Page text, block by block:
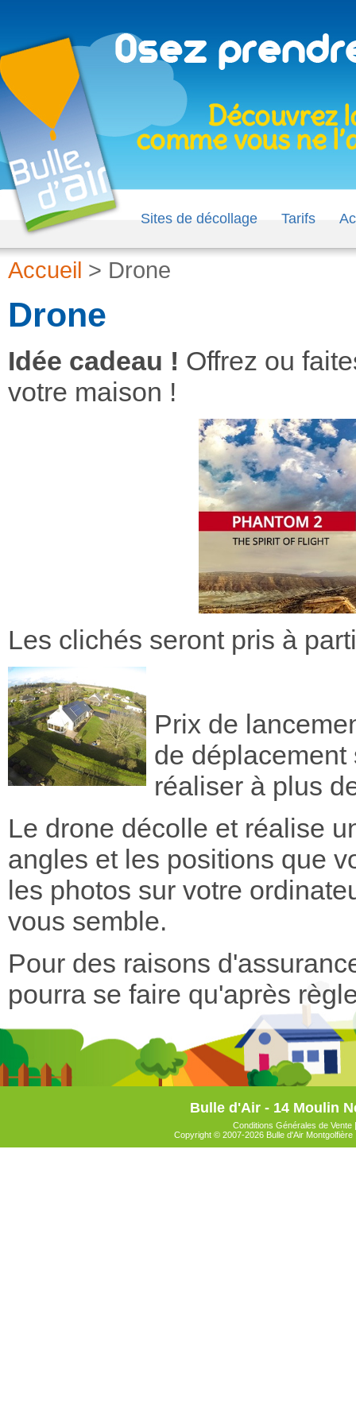
Sites de décollage Tarifs
Accueil > Drone
Drone
Idée cadeau ! Offrez ou
votre maison !
Les clichés seront pris à
Prix de
de
réaliser à plus
Le drone décolle et réalise
angles et les positions que
les photos sur votre
vous semble.
Pour des raisons
pourra se faire qu'après
Bulle d'Air - 14 Moulin
Conditions Générales de Vente
Copyright © 2007-2026 Bulle d'Air